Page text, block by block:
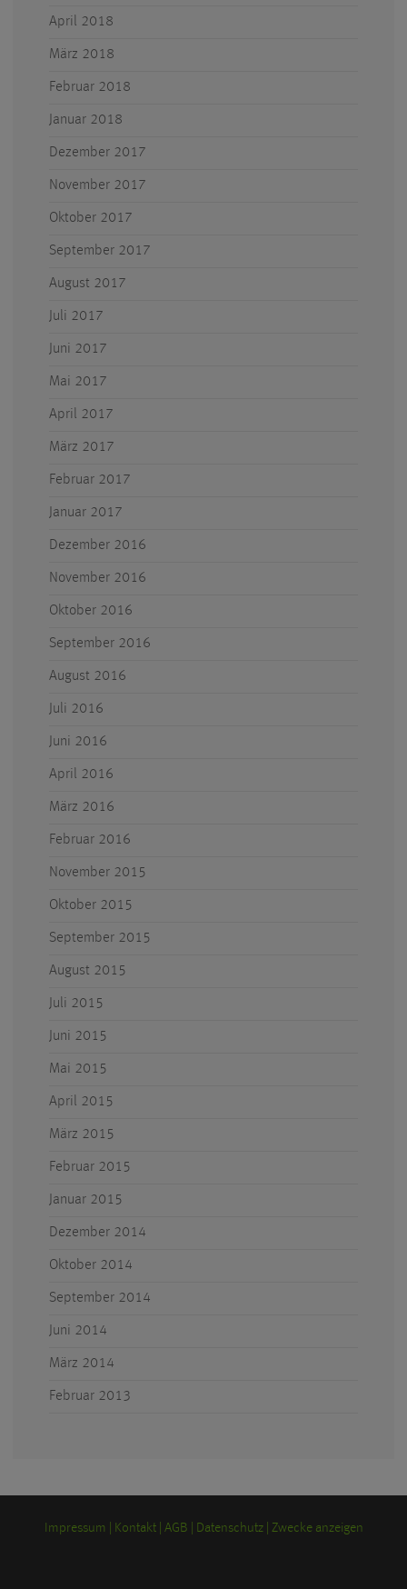
April 2018
März 2018
Februar 2018
Januar 2018
Dezember 2017
November 2017
Oktober 2017
September 2017
August 2017
Juli 2017
Juni 2017
Mai 2017
April 2017
März 2017
Februar 2017
Januar 2017
Dezember 2016
November 2016
Oktober 2016
September 2016
August 2016
Juli 2016
Juni 2016
April 2016
März 2016
Februar 2016
November 2015
Oktober 2015
September 2015
August 2015
Juli 2015
Juni 2015
Mai 2015
April 2015
März 2015
Februar 2015
Januar 2015
Dezember 2014
Oktober 2014
September 2014
Juni 2014
März 2014
Februar 2013
Impressum Kontakt AGB Datenschutz Zwecke anzeigen